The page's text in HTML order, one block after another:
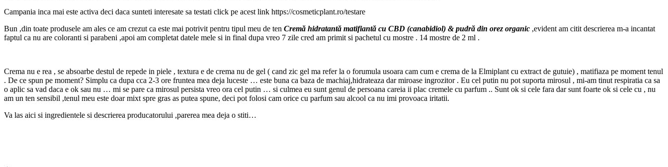
Campania inca mai este activa deci daca sunteti interesate sa testati click pe acest link https://cosmeticplant.ro/testare
Bun ,din toate produsele am ales ce am crezut ca este mai potrivit pentru tipul meu de ten Cremă hidratantă matifiantă cu CBD (canabidiol) & pudră din orez organic ,evident am citit descrierea m-a incantat
faptul ca nu are coloranti si parabeni ,apoi am completat datele mele si in final dupa vreo 7 zile cred am primit si pachetul cu mostre . 14 mostre de 2 ml .
Crema nu e rea , se absoarbe destul de repede in piele , textura e de crema nu de gel ( cand zic gel ma refer la o forumula usoara cam cum e crema de la Elmiplant cu extract de gutuie) , matifiaza pe moment tenul
. De ce spun pe moment? Simplu ca dupa cca 2-3 ore fruntea mea deja luceste … este buna ca baza de machiaj,hidrateaza dar miroase ingrozitor . Eu cel putin nu pot suporta mirosul , mi-am tinut respiratia ca sa
o aplic sa vad daca e ok sau nu … mi se pare ca mirosul persista vreo ora cel putin … si culmea eu sunt genul de persoana careia ii plac cremele cu parfum .. Sunt ok si cele fara dar sunt foarte ok si cele cu , nu
am un ten sensibil ,tenul meu este doar mixt spre gras as putea spune, deci pot folosi cam orice cu parfum sau alcool ca nu imi provoaca iritatii.
Va las aici si ingredientele si descrierea producatorului ,parerea mea deja o stiti…